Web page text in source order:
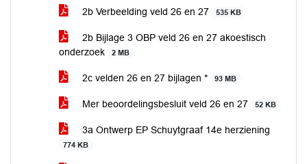
2b Verbeelding veld 26 en 27 535 KB
2b Bijlage 3 OBP veld 26 en 27 akoestisch
onderzoek
2 MB
2c velden 26 en 27 bijlagen * 93 MB
Mer beoordelingsbesluit veld 26 en 27 52 KB
3a Ontwerp EP Schuytgraaf 14e herziening
774 KB